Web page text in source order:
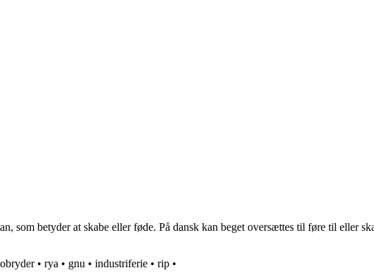
som betyder at skabe eller føde. På dansk kan beget oversættes til føre til eller
• rya • gnu • industriferie • rip •